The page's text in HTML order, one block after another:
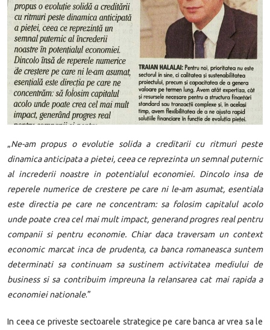
„Ne-am propus o evolutie solida a creditarii cu ritmuri peste
dinamica anticipata a pietei, ceea ce reprezinta un semnal puternic
al increderii noastre in potentialul economiei. Dincolo insa de
reperele numerice de crestere pe care ni le-am asumat, esentiala
este directia pe care ne concentram: sa folosim capitalul acolo
unde poate crea cel mai mult impact, generand progres real pentru
companii si pentru economie. Chiar daca traversam un context
economic marcat inca de prudenta, ca banca romaneasca suntem
determinati sa continuam sa sustinem activitatea mediului de
business si sa contribuim impreuna la relansarea cat mai rapida a
economiei nationale.”
In ceea ce priveste sectoarele strategice pe care banca ar vrea sa le